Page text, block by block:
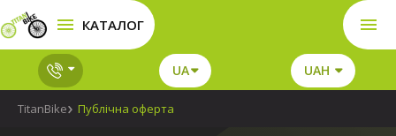
КАТАЛОГ
UA UAH
TitanBike Публічна оферта